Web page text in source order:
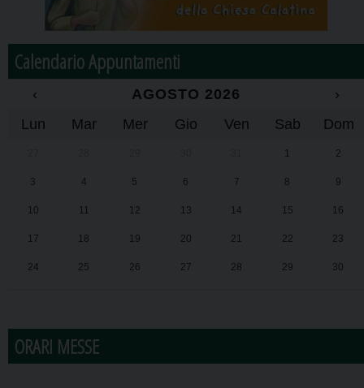
Calendario Appuntamenti
‹ AGOSTO 2026
›
Lun
Mar Mer Gio Ven Sab Dom
1 2
3 4 5 6 7 8 9
10 11 12 13 14 15 16
17 18 19 20 21 22 23
24 25 26 27 28 29 30
ORARI MESSE